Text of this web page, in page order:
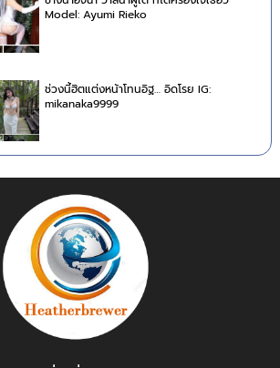
Model: Ayumi Rieko
ช่วงนี้ฮิตแต่งหน้าโทนอิฐ… อิดโรย IG:
mikanaka9999